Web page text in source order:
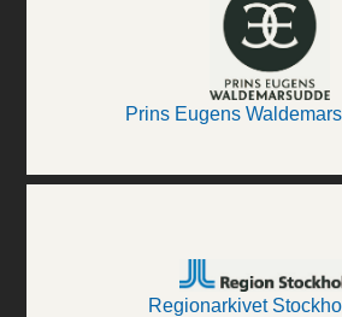
Prins Eugens
Regionarkivet